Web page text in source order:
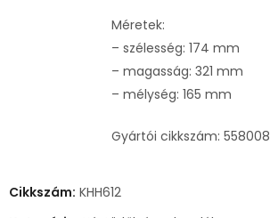
Méretek:
– szélesség: 174 mm
– magasság: 321 mm
– mélység: 165 mm
Gyártói cikkszám: 558008
Cikkszám: KHH612